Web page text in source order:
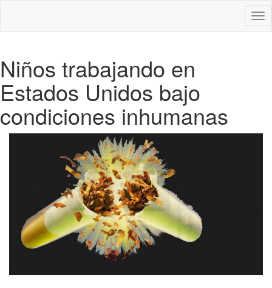
Niños trabajando en
Estados Unidos bajo
condiciones inhumanas